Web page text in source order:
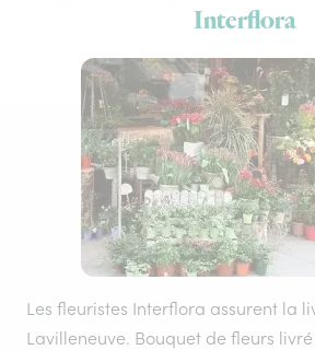
Interflora
Les fleuristes Interflora assurent la
Lavilleneuve. Bouquet de fleurs